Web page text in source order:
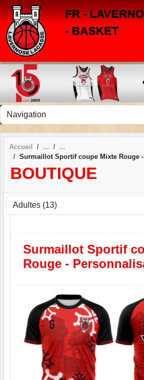
FR -
- BASKET
Accueil
Surmaillot Sportif coupe Mixte Rouge
BOUTIQUE
Surmaillot Sportif
Rouge -
Panneau de gestion des cookies